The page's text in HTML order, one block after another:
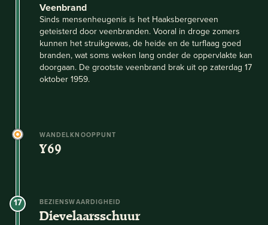
Veenbrand
Sinds mensenheugenis is het Haaksbergerveen
geteisterd door veenbranden. Vooral in droge zomers
kunnen het struikgewas, de heide en de turflaag goed
branden, wat soms weken lang onder de oppervlakte kan
doorgaan. De grootste veenbrand brak uit op zaterdag 17
oktober 1959.
WANDELKNOOPPUNT
Y69
17 BEZIENSWAARDIGHEID
Dievelaarsschuur